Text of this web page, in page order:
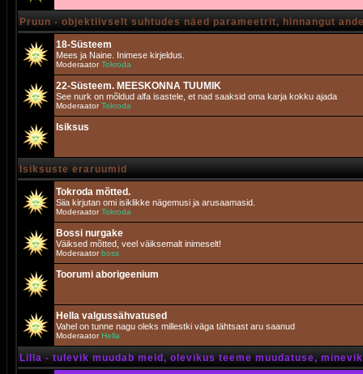
Pruun - objektiivselt suhtudes näed parameetrit, hinnangut
18-Süsteem
Mees ja Naine. Inimese kirjeldus.
ModeraatorTokroda
22-Süsteem. MEESKONNA TUUMIK
See nurk on mõldud alfa isastele, et nad saaksid oma karja kokku ajada
ModeraatorTokroda
Isiksus
Isiksuste eraruumid
Tokroda mõtted.
Siia kirjutan omi isiklikke nägemusi ja arusaamasid.
ModeraatorTokroda
Bossi nurgake
Väiksed mõtted, veel väiksemalt inimeselt!
Moderaatorboss
Toorumi aborigeenium
Hella valgussähvatused
Vahel on tunne nagu oleks millestki väga tähtsast aru saanud
Moderaator Hella
Lilla - tulevik muudab meid, olevikus teeme muudatuse,